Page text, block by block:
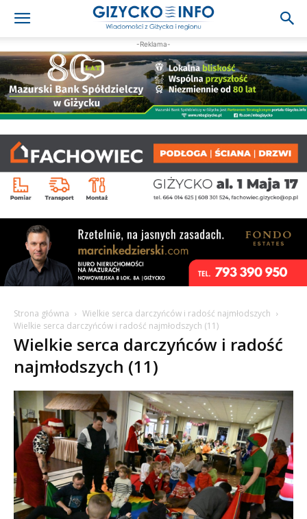
-Reklama-
Strona główna
Wielkie serca darczyńców i radość najmłodszych
Wielkie serca darczyńców i radość najmłodszych (11)
Wielkie serca darczyńców i radość
najmłodszych (11)